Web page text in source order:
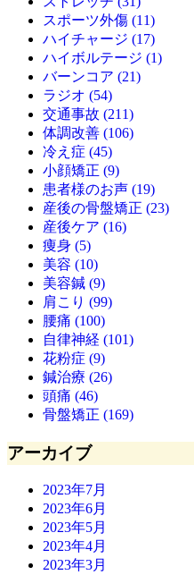
スポーツ外傷 (11)
ハイチャージ (17)
ハイボルテージ (1)
バーンコア (21)
ラジオ (54)
交通事故 (211)
体調改善 (106)
冷え症 (45)
小顔矯正 (9)
患者様のお声 (19)
産後の骨盤矯正 (23)
産後ケア (16)
痩身 (5)
美容 (10)
美容鍼 (9)
肩こり (99)
腰痛 (100)
自律神経 (101)
花粉症 (9)
鍼治療 (26)
頭痛 (46)
骨盤矯正 (169)
アーカイブ
2023年7月
2023年6月
2023年5月
2023年4月
2023年3月